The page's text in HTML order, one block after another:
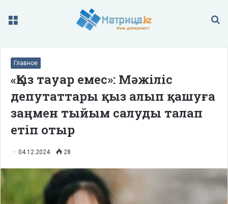
Меню
Главное
«Қыз тауар емес»: Мәжіліс
депутаттары қыз алып қашуға
заңмен тыйым салуды талап
етіп отыр
04.12.2024 28